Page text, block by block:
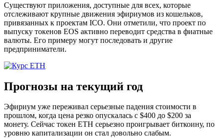
Существуют приложения, доступные для всех, которые
отслеживают крупные движения эфириумов из кошельков,
привязанных к проектам ICO. Они отметили, что проект по
выпуску токенов EOS активно переводит средства в фиатные
валюты. Его примеру могут последовать и другие
предприниматели.
Прогнозы на текущий год
Эфириум уже переживал серьезные падения стоимости в
прошлом, когда цена резко опускалась с $400 до $200 за
монету. Сейчас токен ETH серьезно проигрывает биткоину, по
уровню капитализации он стал довольно слабым.